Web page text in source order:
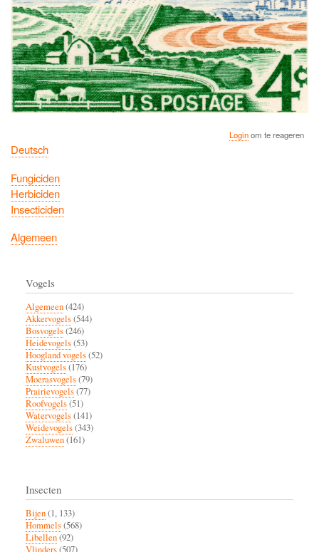
Loginom te reageren
Deutsch
Fungiciden
Herbiciden
Insecticiden
Algemeen
Vogels
Algemeen(424)
Akkervogels(544)
Bosvogels(246)
Heidevogels(53)
Hoogland vogels(52)
Kustvogels(176)
Moerasvogels(79)
Prairievogels(77)
Roofvogels(51)
Watervogels(141)
Weidevogels(343)
Zwaluwen(161)
Insecten
Bijen(1, 133)
Hommels(568)
Libellen(92)